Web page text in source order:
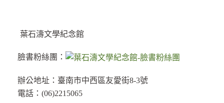
葉石濤文學紀念館
臉書粉絲團：
辦公地址：臺南市中西區友愛街8-3號
電話：(06)2215065